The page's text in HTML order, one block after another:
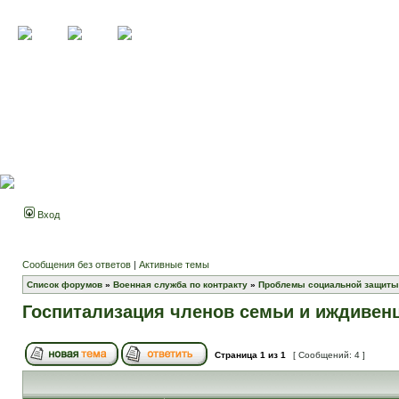
Вход
Сообщения без ответов | Активные темы
Список форумов » Военная служба по контракту » Проблемы социальной защиты
Госпитализация членов семьи и
Страница 1 из 1 [ Сообщений: 4 ]